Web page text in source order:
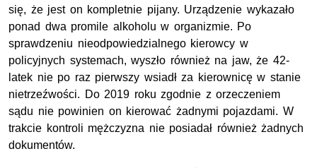
się, że jest on kompletnie pijany. Urządzenie wykazało
ponad dwa promile alkoholu w organizmie. Po
sprawdzeniu nieodpowiedzialnego kierowcy w
policyjnych systemach, wyszło również na jaw, że 42-
latek nie po raz pierwszy wsiadł za kierownicę w stanie
nietrzeźwości. Do 2019 roku zgodnie z orzeczeniem
sądu nie powinien on kierować żadnymi pojazdami. W
trakcie kontroli mężczyzna nie posiadał również żadnych
dokumentów.